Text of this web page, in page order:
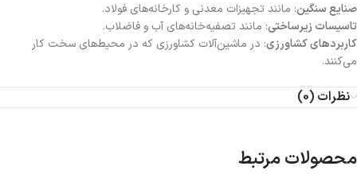
صنایع سنگین: مانند تجهیزات معدنی و کارخانه‌های فولاد.
تاسیسات زیرساختی: مانند تصفیه‌خانه‌های آب و فاضلاب.
کاربردهای کشاورزی: در ماشین‌آلات کشاورزی که در محیط‌های سخت کار
می‌کنند.
نظرات (0)
محصولات مرتبط